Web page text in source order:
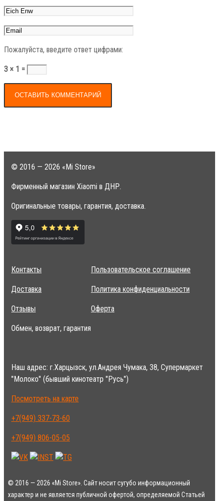
Пожалуйста, введите ответ цифрами:
3 × 1 =
© 2016 — 2026 «Mi Store»
Фирменный магазин Xiaomi в ДНР.
Оригинальные товары, гарантия, доставка.
Контакты
Доставка
Отзывы
Обмен, возврат, гарантия
Пользовательское соглашение
Политика конфиденциальности
Оферта
Наш адрес: г.Харцызск, ул.Андрея Чумака, 38, Супермаркет
"Молоко" (бывший кинотеатр "Русь")
Посмотреть на карте
+7(949) 337-73-60
+7(949) 806-05-05
© 2016 — 2026 «Mi Store». Сайт носит сугубо информационный
характер и не является публичной офертой, определяемой Статьей